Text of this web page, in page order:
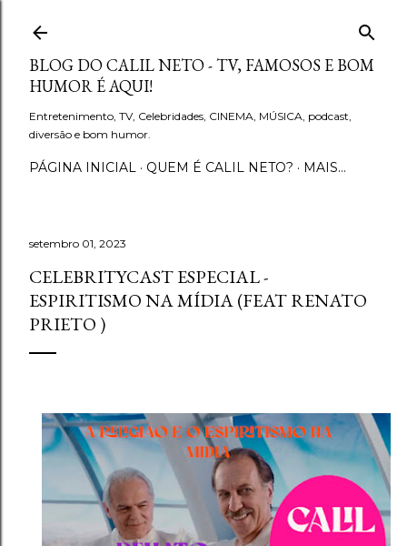
Pular para o conteúdo principal
BLOG DO CALIL NETO - TV, FAMOSOS E BOM
HUMOR É AQUI!
Entretenimento, TV, Celebridades, CINEMA, MÚSICA, podcast,
diversão e bom humor.
PÁGINA INICIAL QUEM É CALIL NETO? MAIS…
setembro 01, 2023
CELEBRITYCAST ESPECIAL -
ESPIRITISMO NA MÍDIA (FEAT RENATO
PRIETO )